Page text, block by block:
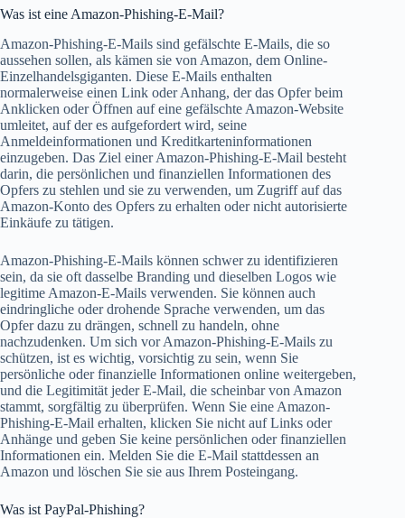
Was ist eine Amazon-Phishing-E-Mail?
Amazon-Phishing-E-Mails sind gefälschte E-Mails, die so
aussehen sollen, als kämen sie von Amazon, dem Online-
Einzelhandelsgiganten. Diese E-Mails enthalten
normalerweise einen Link oder Anhang, der das Opfer beim
Anklicken oder Öffnen auf eine gefälschte Amazon-Website
umleitet, auf der es aufgefordert wird, seine
Anmeldeinformationen und Kreditkarteninformationen
einzugeben. Das Ziel einer Amazon-Phishing-E-Mail besteht
darin, die persönlichen und finanziellen Informationen des
Opfers zu stehlen und sie zu verwenden, um Zugriff auf das
Amazon-Konto des Opfers zu erhalten oder nicht autorisierte
Einkäufe zu tätigen.
Amazon-Phishing-E-Mails können schwer zu identifizieren
sein, da sie oft dasselbe Branding und dieselben Logos wie
legitime Amazon-E-Mails verwenden. Sie können auch
eindringliche oder drohende Sprache verwenden, um das
Opfer dazu zu drängen, schnell zu handeln, ohne
nachzudenken. Um sich vor Amazon-Phishing-E-Mails zu
schützen, ist es wichtig, vorsichtig zu sein, wenn Sie
persönliche oder finanzielle Informationen online weitergeben,
und die Legitimität jeder E-Mail, die scheinbar von Amazon
stammt, sorgfältig zu überprüfen. Wenn Sie eine Amazon-
Phishing-E-Mail erhalten, klicken Sie nicht auf Links oder
Anhänge und geben Sie keine persönlichen oder finanziellen
Informationen ein. Melden Sie die E-Mail stattdessen an
Amazon und löschen Sie sie aus Ihrem Posteingang.
Was ist PayPal-Phishing?